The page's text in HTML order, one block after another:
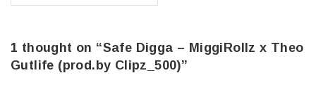
1 thought on “Safe Digga – MiggiRollz x Theo
Gutlife (prod.by Clipz_500)”